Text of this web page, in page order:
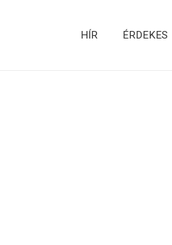
HÍR ÉRDEKES